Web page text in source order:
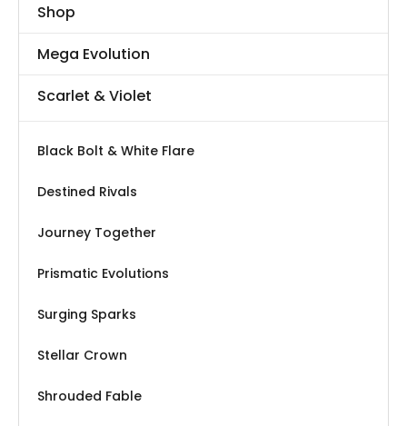
Shop
Mega Evolution
Scarlet & Violet
Black Bolt & White Flare
Destined Rivals
Journey Together
Prismatic Evolutions
Surging Sparks
Stellar Crown
Shrouded Fable